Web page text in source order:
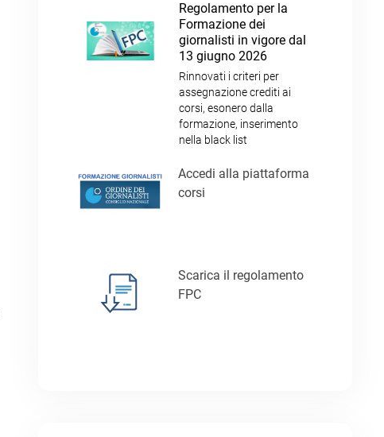
Regolamento per la
Formazione dei
giornalisti in vigore dal
13 giugno 2026
Rinnovati i criteri per
assegnazione crediti ai
corsi, esonero dalla
formazione, inserimento
nella black list
Accedi alla piattaforma
corsi
Scarica il regolamento
FPC